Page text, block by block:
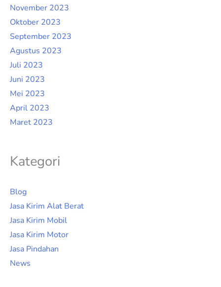
November 2023
Oktober 2023
September 2023
Agustus 2023
Juli 2023
Juni 2023
Mei 2023
April 2023
Maret 2023
Kategori
Blog
Jasa Kirim Alat Berat
Jasa Kirim Mobil
Jasa Kirim Motor
Jasa Pindahan
News